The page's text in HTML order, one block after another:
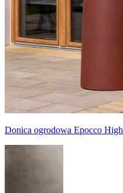
Donica ogrodowa Epocco